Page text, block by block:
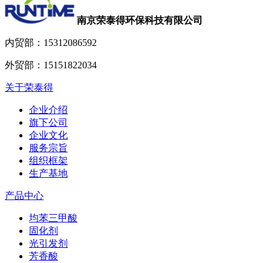
南京荣泰得环保科技有限公司
内贸部： 15312086592
外贸部： 15151822034
关于荣泰得
企业介绍
旗下公司
企业文化
服务宗旨
组织框架
生产基地
产品中心
均苯三甲酸
固化剂
光引发剂
芳香酸